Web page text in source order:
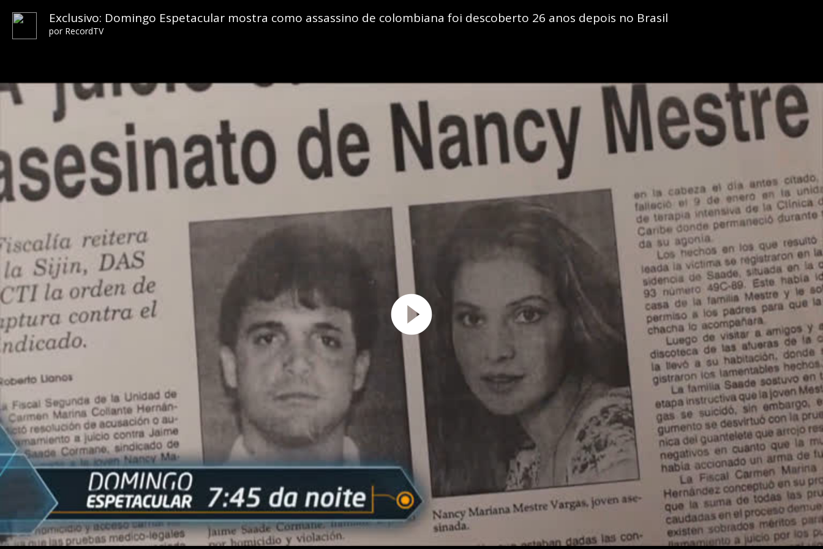
Play
Video
Exclusivo: Domingo Espetacular mostra como assassino de colombiana foi descoberto 26 anos depois no Brasil
por RecordTV